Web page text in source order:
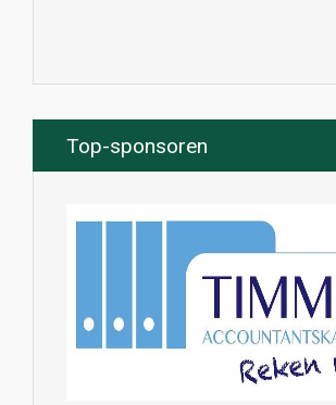
Top-sponsoren